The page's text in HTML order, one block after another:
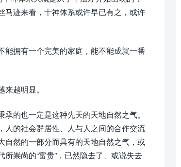
马迹来看，十神体系或许早已有之，或许
能拥有一个完美的家庭，能不能成就一番
越明显。
的也一定是这种先天的天地自然之气。
人的社会群居性、人与人之间的合作交流
自然的一部分而具有的天地自然之气，或
崇尚的“富贵”，已然隐去了、或说失去